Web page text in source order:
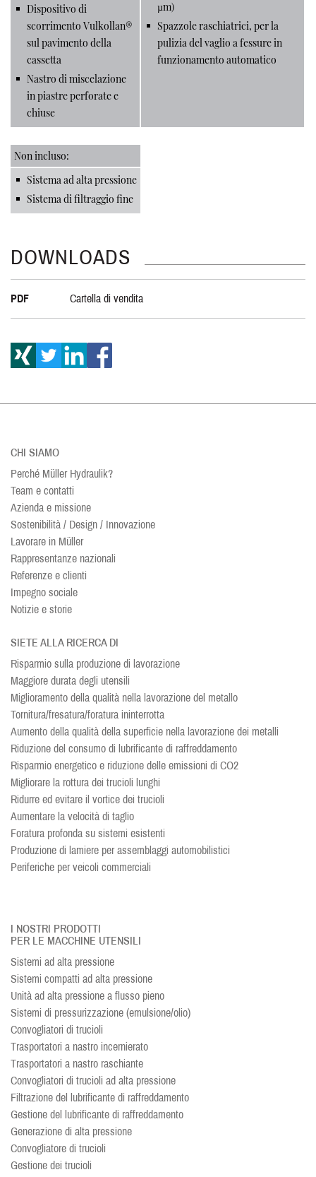
Dispositivo di
scorrimento Vulkollan®
sul pavimento della
cassetta
Nastro di miscelazione
in piastre perforate e
chiuse
µm)
Spazzole raschiatrici, per la
pulizia del vaglio a fessure in
funzionamento automatico
Non incluso:
Sistema ad alta pressione
Sistema di filtraggio fine
DOWNLOADS
PDF Cartella di vendita
CHI SIAMO
Perché Müller Hydraulik?
Team e contatti
Azienda e missione
Sostenibilità / Design / Innovazione
Lavorare in Müller
Rappresentanze nazionali
Referenze e clienti
Impegno sociale
Notizie e storie
SIETE ALLA RICERCA DI
Risparmio sulla produzione di lavorazione
Maggiore durata degli utensili
Miglioramento della qualità nella lavorazione del metallo
Tornitura/fresatura/foratura ininterrotta
Aumento della qualità della superficie nella lavorazione dei metalli
Riduzione del consumo di lubrificante di raffreddamento
Risparmio energetico e riduzione delle emissioni di CO2
Migliorare la rottura dei trucioli lunghi
Ridurre ed evitare il vortice dei trucioli
Aumentare la velocità di taglio
Foratura profonda su sistemi esistenti
Produzione di lamiere per assemblaggi automobilistici
Periferiche per veicoli commerciali
I NOSTRI PRODOTTI
PER LE MACCHINE UTENSILI
Sistemi ad alta pressione
Sistemi compatti ad alta pressione
Unità ad alta pressione a flusso pieno
Sistemi di pressurizzazione (emulsione/olio)
Convogliatori di trucioli
Trasportatori a nastro incernierato
Trasportatori a nastro raschiante
Convogliatori di trucioli ad alta pressione
Filtrazione del lubrificante di raffreddamento
Gestione del lubrificante di raffreddamento
Generazione di alta pressione
Convogliatore di trucioli
Gestione dei trucioli